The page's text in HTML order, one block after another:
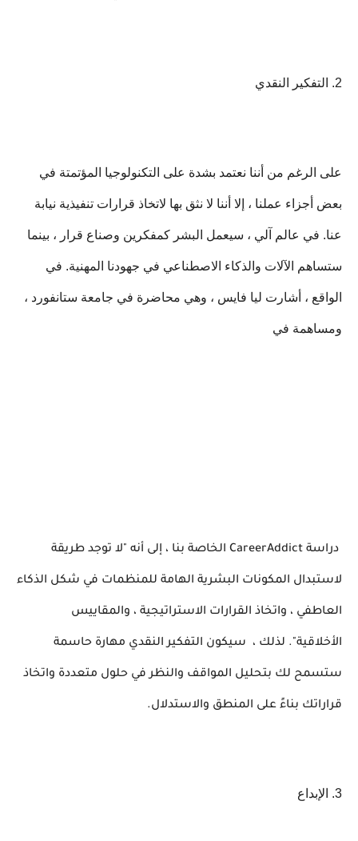
2. التفكير النقدي
على الرغم من أننا نعتمد بشدة على التكنولوجيا المؤتمتة في
بعض أجزاء عملنا ، إلا أننا لا نثق بها لاتخاذ قرارات تنفيذية نيابة
عنا. في عالم آلي ، سيعمل البشر كمفكرين وصناع قرار ، بينما
ستساهم الآلات والذكاء الاصطناعي في جهودنا المهنية. في
الواقع ، أشارت ليا فايس ، وهي محاضرة في جامعة ستانفورد ،
ومساهمة في
دراسة CareerAddict الخاصة بنا ، إلى أنه "لا توجد طريقة
لاستبدال المكونات البشرية الهامة للمنظمات في شكل الذكاء
العاطفي ، واتخاذ القرارات الاستراتيجية ، والمقاييس
الأخلاقية". لذلك ، سيكون التفكير النقدي مهارة حاسمة
ستسمح لك بتحليل المواقف والنظر في حلول متعددة واتخاذ
قراراتك بناءً على المنطق والاستدلال.
3. الإبداع